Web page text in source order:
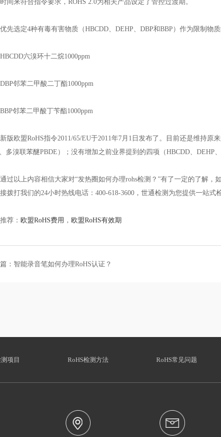
间来符合指令要求，ROHS 2.0为相关产品设定了管控过渡期。
选定4种有毒有害物质（HBCDD、DEHP、DBP和BBP）作为限制物质
六溴环十二烷1000ppm
邻苯二甲酸二丁酯1000ppm
邻苯二甲酸丁苄酯1000ppm
欧盟RoHS指令2011/65/EU于2011年7月1日发布了。目前还是维持原
多溴联苯醚PBDE）；没有增加之前业界提到的四项（HBCDD、DEHP
以上内容相信大家对“发热圈如何办理rohs检测？”有了一定的了解，
拨打我们的24小时热线电话：400-618-3600，世通检测为您提供一站式
荐： 欧盟RoHS费用 ， 欧盟RoHS有效期
篇：智能录音笔如何办理RoHS认证？
项目 RoHS检测方法 RoHS常见问题